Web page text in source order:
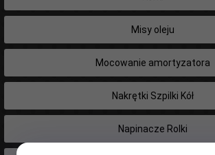
Misy oleju
Mocowanie amortyzatora
Nakrętki Szpilki Kół
Napinacze Rolki